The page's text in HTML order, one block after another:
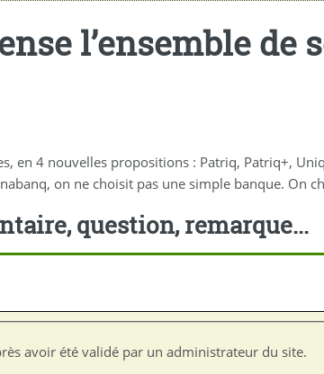
l’ensemble
en 4 nouvelles propositions : Patriq, Patriq+,
on ne choisit pas une simple banque. On
question, remarque...
avoir été validé par un administrateur du site.